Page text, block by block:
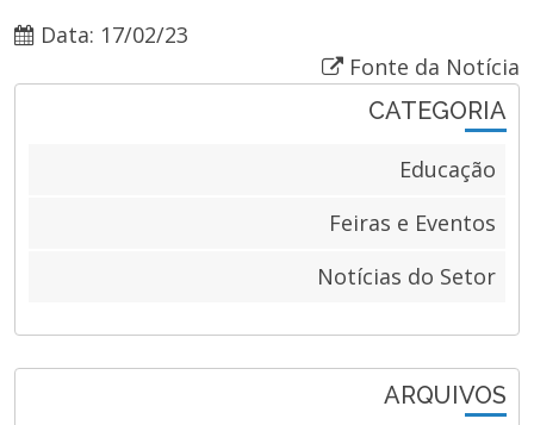
Data: 17/02/23
Fonte da Notícia
CATEGORIA
Educação
Feiras e Eventos
Notícias do Setor
ARQUIVOS